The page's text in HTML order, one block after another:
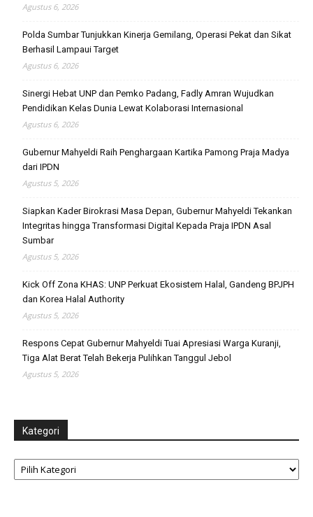
Agustus 6, 2026
Polda Sumbar Tunjukkan Kinerja Gemilang, Operasi Pekat dan Sikat
Berhasil Lampaui Target
Agustus 6, 2026
Sinergi Hebat UNP dan Pemko Padang, Fadly Amran Wujudkan
Pendidikan Kelas Dunia Lewat Kolaborasi Internasional
Agustus 6, 2026
Gubernur Mahyeldi Raih Penghargaan Kartika Pamong Praja Madya
dari IPDN
Agustus 5, 2026
Siapkan Kader Birokrasi Masa Depan, Gubernur Mahyeldi Tekankan
Integritas hingga Transformasi Digital Kepada Praja IPDN Asal
Sumbar
Agustus 5, 2026
Kick Off Zona KHAS: UNP Perkuat Ekosistem Halal, Gandeng BPJPH
dan Korea Halal Authority
Agustus 5, 2026
Respons Cepat Gubernur Mahyeldi Tuai Apresiasi Warga Kuranji,
Tiga Alat Berat Telah Bekerja Pulihkan Tanggul Jebol
Agustus 5, 2026
Kategori
Kategori